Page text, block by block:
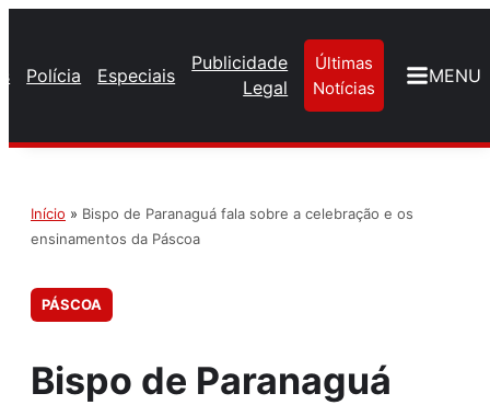
Polícia Especiais
Publicidade
Legal
Últimas
Notícias
MENU
Início » Bispo de Paranaguá fala sobre a celebração e os
ensinamentos da Páscoa
PÁSCOA
Bispo de Paranaguá